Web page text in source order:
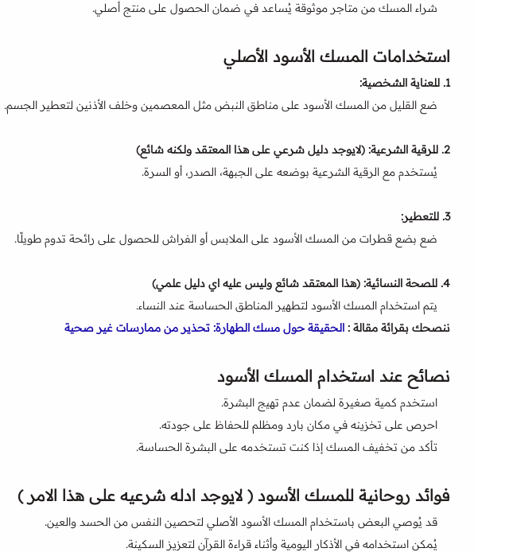
شراء المسك من متاجر موثوقة يُساعد في ضمان الحصول على منتج أصلي.
استخدامات المسك الأسود الأصلي
1. للعناية الشخصية:
ضع القليل من المسك الأسود على مناطق النبض مثل المعصمين وخلف الأذنين لتعطير الجسم.
2. للرقية الشرعية: (لايوجد دليل شرعي على هذا المعتقد ولكنه شائع)
يُستخدم مع الرقية الشرعية بوضعه على الجبهة، الصدر، أو السرة.
3. للتعطير:
ضع بضع قطرات من المسك الأسود على الملابس أو الفراش للحصول على رائحة تدوم طويلًا.
4. للصحة النسائية: (هذا المعتقد شائع وليس عليه اي دليل علمي)
يتم استخدام المسك الأسود لتطهير المناطق الحساسة عند النساء.
ننصحك بقرائة مقالة : الحقيقة حول مسك الطهارة: تحذير من ممارسات غير صحية
نصائح عند استخدام المسك الأسود
استخدم كمية صغيرة لضمان عدم تهيج البشرة.
احرص على تخزينه في مكان بارد ومظلم للحفاظ على جودته.
تأكد من تخفيف المسك إذا كنت تستخدمه على البشرة الحساسة.
فوائد روحانية للمسك الأسود ( لايوجد ادله شرعيه على هذا الامر )
قد يُوصي البعض باستخدام المسك الأسود الأصلي لتحصين النفس من الحسد والعين.
يُمكن استخدامه في الأذكار اليومية وأثناء قراءة القرآن لتعزيز السكينة.